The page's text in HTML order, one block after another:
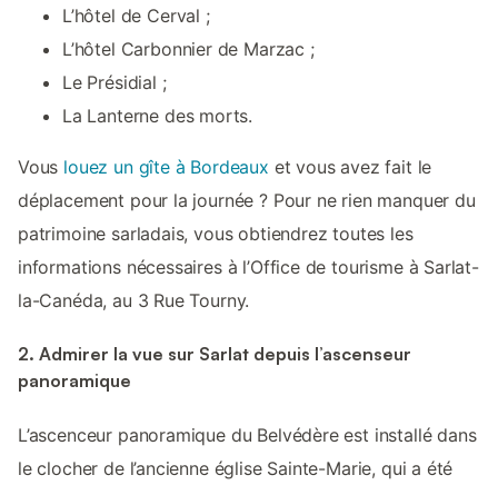
L’hôtel de Cerval ;
L’hôtel Carbonnier de Marzac ;
Le Présidial ;
La Lanterne des morts.
Vous louez un gîte à Bordeaux et vous avez fait le
déplacement pour la journée ? Pour ne rien manquer du
patrimoine sarladais, vous obtiendrez toutes les
informations nécessaires à l’Office de tourisme à Sarlat-
la-Canéda, au 3 Rue Tourny.
2. Admirer la vue sur Sarlat depuis l’ascenseur
panoramique
L’ascenceur panoramique du Belvédère est installé dans
le clocher de l’ancienne église Sainte-Marie, qui a été